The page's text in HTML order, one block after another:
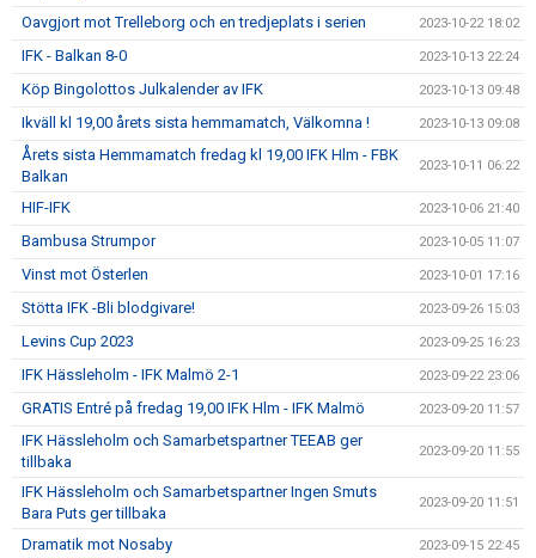
Oavgjort mot Trelleborg och en tredjeplats i serien 2023-10-22 18:02
IFK - Balkan 8-0 2023-10-13 22:24
Köp Bingolottos Julkalender av IFK 2023-10-13 09:48
Ikväll kl 19,00 årets sista hemmamatch, Välkomna ! 2023-10-13 09:08
Årets sista Hemmamatch fredag kl 19,00 IFK Hlm - FBK
Balkan
2023-10-11 06:22
HIF-IFK 2023-10-06 21:40
Bambusa Strumpor 2023-10-05 11:07
Vinst mot Österlen 2023-10-01 17:16
Stötta IFK -Bli blodgivare! 2023-09-26 15:03
Levins Cup 2023 2023-09-25 16:23
IFK Hässleholm - IFK Malmö 2-1 2023-09-22 23:06
GRATIS Entré på fredag 19,00 IFK Hlm - IFK Malmö 2023-09-20 11:57
IFK Hässleholm och Samarbetspartner TEEAB ger
tillbaka
2023-09-20 11:55
IFK Hässleholm och Samarbetspartner Ingen Smuts
Bara Puts ger tillbaka
2023-09-20 11:51
Dramatik mot Nosaby 2023-09-15 22:45